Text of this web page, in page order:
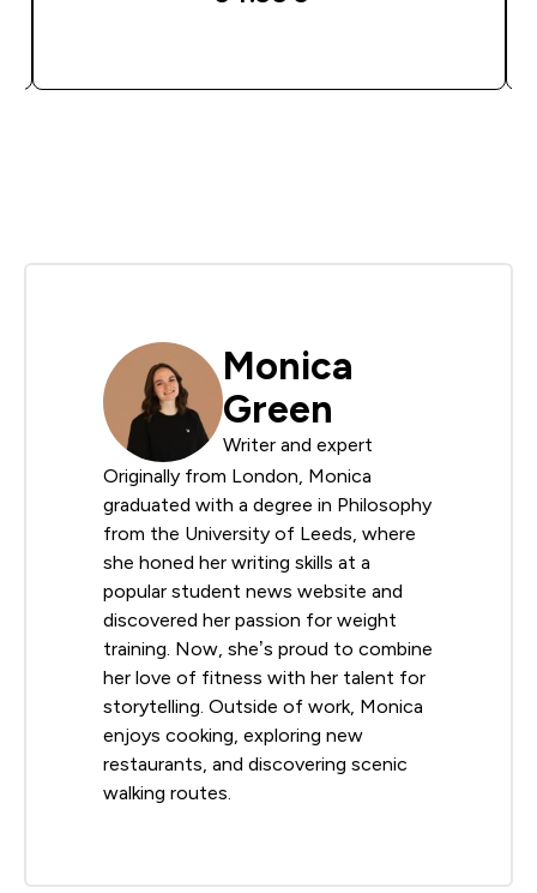
Monica
Green
Writer and expert
Originally from London, Monica
graduated with a degree in Philosophy
from the University of Leeds, where
she honed her writing skills at a
popular student news website and
discovered her passion for weight
training. Now, she’s proud to combine
her love of fitness with her talent for
storytelling. Outside of work, Monica
enjoys cooking, exploring new
restaurants, and discovering scenic
walking routes.